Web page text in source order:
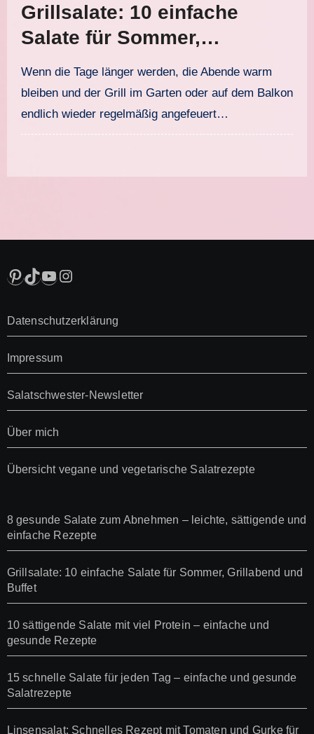
Grillsalate: 10 einfache
Salate für Sommer,
Grillabend und Buffet
Wenn die Tage länger werden, die Abende warm
bleiben und der Grill im Garten oder auf dem Balkon
endlich wieder regelmäßig angefeuert…
Pinterest
TikTok
YouTube
Instagram
Datenschutzerklärung
Impressum
Salatschwester-Newsletter
Über mich
Übersicht vegane und vegetarische Salatrezepte
8 gesunde Salate zum Abnehmen – leichte, sättigende und
einfache Rezepte
Grillsalate: 10 einfache Salate für Sommer, Grillabend und
Buffet
10 sättigende Salate mit viel Protein – einfache und
gesunde Rezepte
15 schnelle Salate für jeden Tag – einfache und gesunde
Salatrezepte
Linsensalat: Schnelles Rezept mit Tomaten und Gurke für